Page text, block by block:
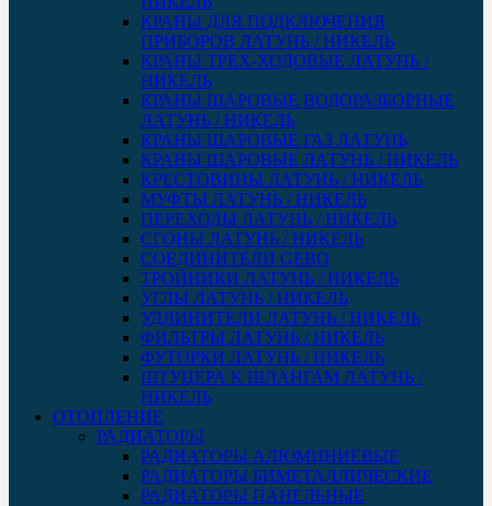
КРАНЫ ДЛЯ ПОДКЛЮЧЕНИЯ
ПРИБОРОВ ЛАТУНЬ / НИКЕЛЬ
КРАНЫ ТРЕХ-ХОДОВЫЕ ЛАТУНЬ /
НИКЕЛЬ
КРАНЫ ШАРОВЫЕ ВОДОРАЗБОРНЫЕ
ЛАТУНЬ / НИКЕЛЬ
КРАНЫ ШАРОВЫЕ ГАЗ ЛАТУНЬ
КРАНЫ ШАРОВЫЕ ЛАТУНЬ / НИКЕЛЬ
КРЕСТОВИНЫ ЛАТУНЬ / НИКЕЛЬ
МУФТЫ ЛАТУНЬ / НИКЕЛЬ
ПЕРЕХОДЫ ЛАТУНЬ / НИКЕЛЬ
СГОНЫ ЛАТУНЬ / НИКЕЛЬ
СОЕДИНИТЕЛИ GEBO
ТРОЙНИКИ ЛАТУНЬ / НИКЕЛЬ
УГЛЫ ЛАТУНЬ / НИКЕЛЬ
УДЛИНИТЕЛИ ЛАТУНЬ / НИКЕЛЬ
ФИЛЬТРЫ ЛАТУНЬ / НИКЕЛЬ
ФУТОРКИ ЛАТУНЬ / НИКЕЛЬ
ШТУЦЕРА К ШЛАНГАМ ЛАТУНЬ /
НИКЕЛЬ
ОТОПЛЕНИЕ
РАДИАТОРЫ
РАДИАТОРЫ АЛЮМИНИЕВЫЕ
РАДИАТОРЫ БИМЕТАЛЛИЧЕСКИЕ
РАДИАТОРЫ ПАНЕЛЬНЫЕ